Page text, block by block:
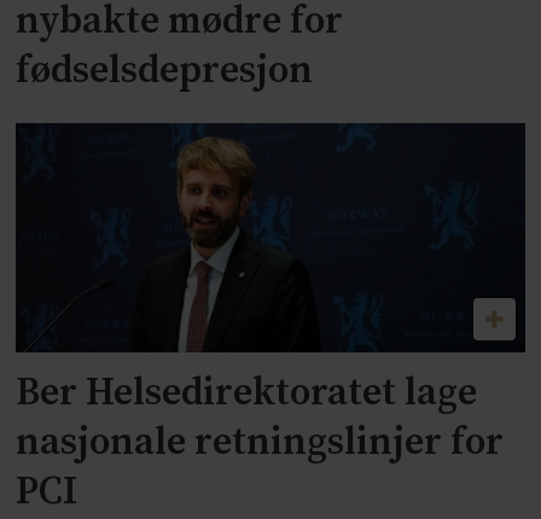
nybakte mødre for
fødselsdepresjon
Ber Helsedirektoratet lage
nasjonale retningslinjer for
PCI